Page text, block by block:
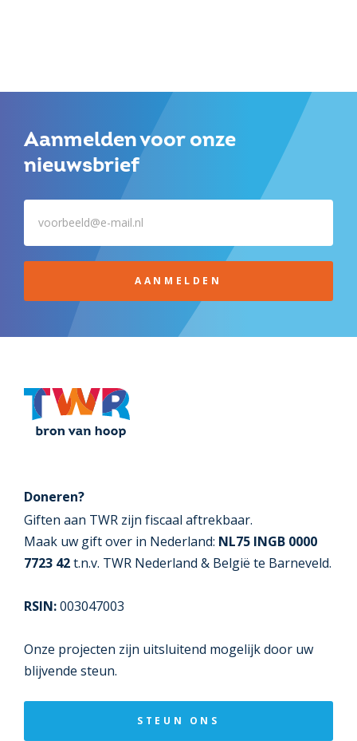
Aanmelden voor onze
nieuwsbrief
AANMELDEN
Doneren?
Giften aan TWR zijn fiscaal aftrekbaar.
Maak uw gift over in Nederland: NL75 INGB 0000
7723 42t.n.v. TWR Nederland & België te Barneveld.
RSIN:003047003
Onze projecten zijn uitsluitend mogelijk door uw
blijvende steun.
STEUN ONS